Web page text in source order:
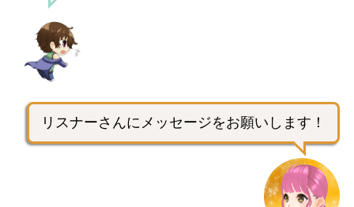
リスナーさんにメッセージをお願いします！